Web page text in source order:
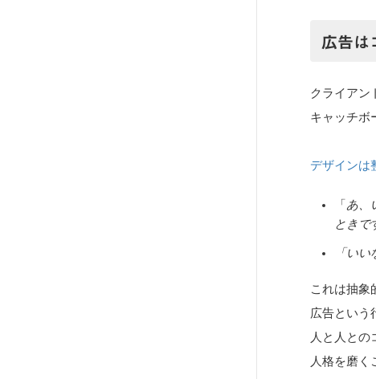
広告は
クライアン
キャッチボ
デザインは
「 あ、
ときで
「い
これは抽象
広告という
人と人との
人格を磨く